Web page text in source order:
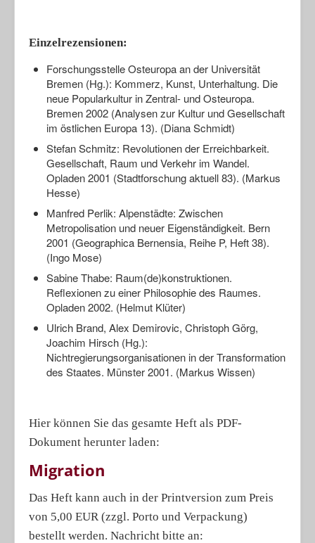
Einzelrezensionen:
Forschungsstelle Osteuropa an der Universität
Bremen (Hg.): Kommerz, Kunst, Unterhaltung. Die
neue Popularkultur in Zentral- und Osteuropa.
Bremen 2002 (Analysen zur Kultur und Gesellschaft
im östlichen Europa 13). (Diana Schmidt)
Stefan Schmitz: Revolutionen der Erreichbarkeit.
Gesellschaft, Raum und Verkehr im Wandel.
Opladen 2001 (Stadtforschung aktuell 83). (Markus
Hesse)
Manfred Perlik: Alpenstädte: Zwischen
Metropolisation und neuer Eigenständigkeit. Bern
2001 (Geographica Bernensia, Reihe P, Heft 38).
(Ingo Mose)
Sabine Thabe: Raum(de)konstruktionen.
Reflexionen zu einer Philosophie des Raumes.
Opladen 2002. (Helmut Klüter)
Ulrich Brand, Alex Demirovic, Christoph Görg,
Joachim Hirsch (Hg.):
Nichtregierungsorganisationen in der Transformation
des Staates. Münster 2001. (Markus Wissen)
Hier können Sie das gesamte Heft als PDF-
Dokument herunter laden:
Migration
Das Heft kann auch in der Printversion zum Preis
von 5,00 EUR (zzgl. Porto und Verpackung)
bestellt werden. Nachricht bitte an: